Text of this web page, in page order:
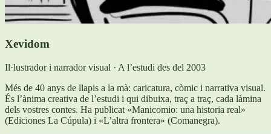
Xevidom
Il·lustrador i narrador visual · A l’estudi des del 2003
Més de 40 anys de llapis a la mà: caricatura, còmic i narrativa visual.
És l’ànima creativa de l’estudi i qui dibuixa, traç a traç, cada làmina
dels vostres contes. Ha publicat «Manicomio: una historia real»
(Ediciones La Cúpula) i «L’altra frontera» (Comanegra).